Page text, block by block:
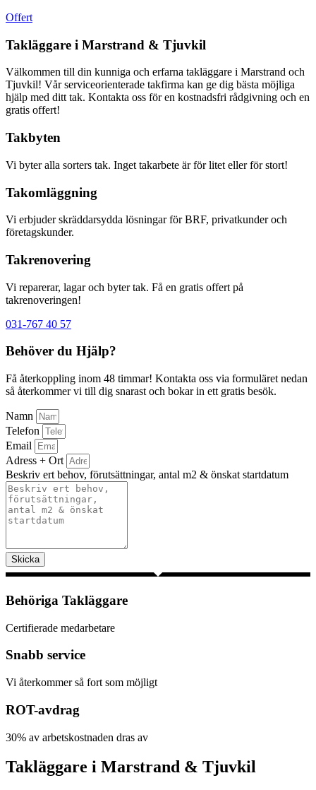
Offert
Takläggare i Marstrand & Tjuvkil
Välkommen till din kunniga och erfarna takläggare i Marstrand och
Tjuvkil! Vår serviceorienterade takfirma kan ge dig bästa möjliga
hjälp med ditt tak. Kontakta oss för en kostnadsfri rådgivning och en
gratis offert!
Takbyten
Vi byter alla sorters tak. Inget takarbete är för litet eller för stort!
Takomläggning
Vi erbjuder skräddarsydda lösningar för BRF, privatkunder och
företagskunder.
Takrenovering
Vi reparerar, lagar och byter tak. Få en gratis offert på
takrenoveringen!
031-767 40 57
Behöver du Hjälp?
Få återkoppling inom 48 timmar! Kontakta oss via formuläret nedan
så återkommer vi till dig snarast och bokar in ett gratis besök.
Namn
Telefon
Email
Adress + Ort
Beskriv ert behov, förutsättningar, antal m2 & önskat startdatum
Skicka
Behöriga Takläggare
Certifierade medarbetare
Snabb service
Vi återkommer så fort som möjligt
ROT-avdrag
30% av arbetskostnaden dras av
Takläggare i Marstrand & Tjuvkil